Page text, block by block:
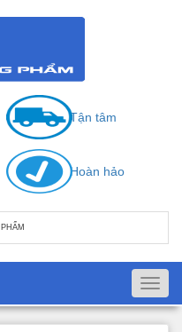
Tận tâm
Hoàn hảo